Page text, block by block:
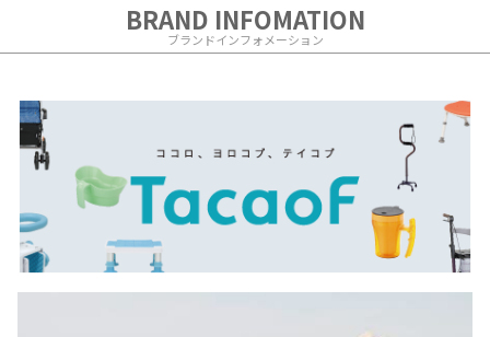
BRAND INFOMATION
ブランドインフォメーション